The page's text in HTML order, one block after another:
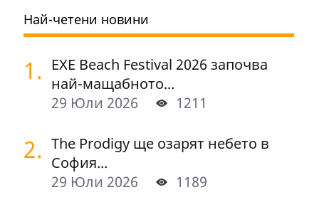
Най-четени новини
1. EXE Beach Festival 2026 започва
най-мащабното...
29 Юли 2026
1211
2. The Prodigy ще озарят небето в
София...
29 Юли 2026
1189